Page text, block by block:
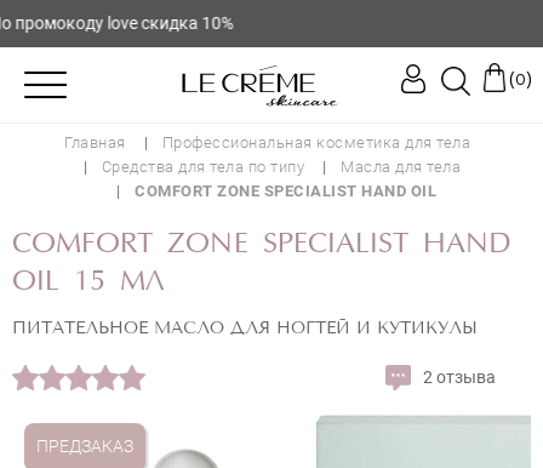
love скидка 10%
(0)
Главная
Профессиональная косметика для тела
Средства для тела по типу
Масла для тела
COMFORT ZONE SPECIALIST HAND OIL
COMFORT ZONE SPECIALIST HAND
OIL 15 МЛ
ПИТАТЕЛЬНОЕ МАСЛО ДЛЯ НОГТЕЙ И КУТИКУЛЫ
2 отзыва
ПРЕДЗАКАЗ